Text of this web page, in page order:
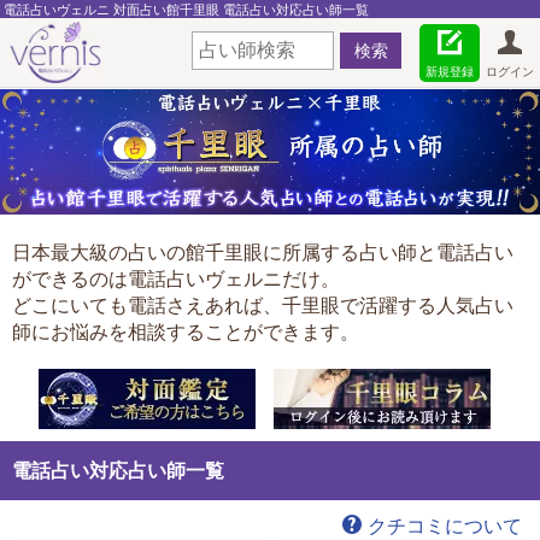
電話占いヴェルニ 対面占い館千里眼 電話占い対応占い師一覧
ログイン
新規登録
日本最大級の占いの館千里眼に所属する占い師と電話占い
ができるのは電話占いヴェルニだけ。
どこにいても電話さえあれば、千里眼で活躍する人気占い
師にお悩みを相談することができます。
電話占い対応占い師一覧
クチコミについて